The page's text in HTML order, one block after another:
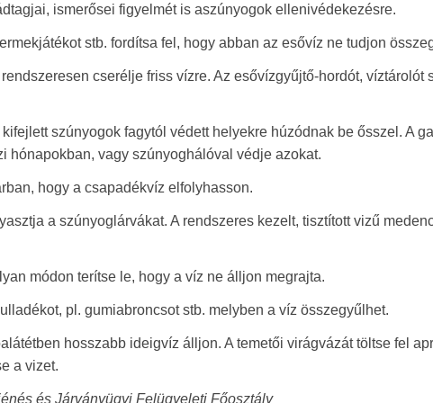
ismerősei figyelmét is aszúnyogok ellenivédekezésre.
stb. fordítsa fel, hogy abban az esővíz ne tudjon
cserélje friss vízre. Az esővízgyűjtő-hordót, víztárolót
szúnyogok fagytól védett helyekre húzódnak be ősszel. A
hónapokban, vagy szúnyoghálóval védje azokat.
hogy a csapadékvíz elfolyhasson.
a szúnyoglárvákat. A rendszeres kezelt, tisztított vizű
módon terítse le, hogy a víz ne álljon megrajta.
pl. gumiabroncsot stb. melyben a víz összegyűlhet.
hosszabb ideigvíz álljon. A temetői virágvázát töltse fel
a vizet.
és Járványügyi Felügyeleti Főosztály